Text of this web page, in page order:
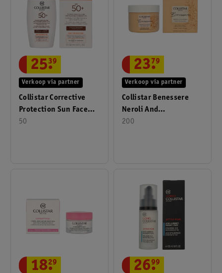
Collistar Corrective
Protection Sun Face
Fluid SPF50+ 50ml
50
Verkoop via partner
25.
39
Collistar Benessere
Neroli And
Helichrysum Soft Body
200
Verkoop via partner
23.
79
18.
29 26.
99